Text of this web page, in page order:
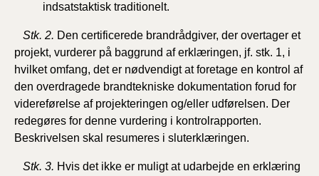
indsatstaktisk traditionelt.
Stk. 2. Den certificerede brandrådgiver, der overtager et
projekt, vurderer på baggrund af erklæringen, jf. stk. 1, i
hvilket omfang, det er nødvendigt at foretage en kontrol af
den overdragede brandtekniske dokumentation forud for
videreførelse af projekteringen og/eller udførelsen. Der
redegøres for denne vurdering i kontrolrapporten.
Beskrivelsen skal resumeres i sluterklæringen.
Stk. 3. Hvis det ikke er muligt at udarbejde en erklæring